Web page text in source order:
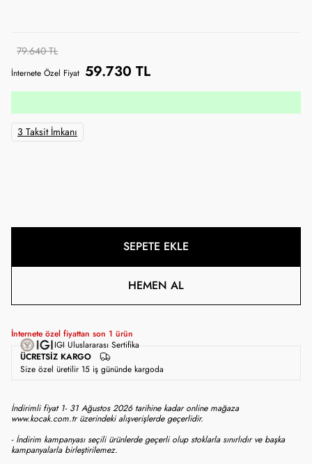
79.640 TL
İnternete Özel Fiyat 59.730 TL
3 Taksit İmkanı
SEPETE EKLE
HEMEN AL
İnternete özel fiyattan son 1 ürün
ÜCRETSIZ KARGO
IGI Uluslararası Sertifika
Size özel üretilir 15 iş gününde kargoda
İndirimli fiyat 1- 31 Ağustos 2026 tarihine kadar online mağaza
www.kocak.com.tr üzerindeki alışverişlerde geçerlidir.
- İndirim kampanyası seçili ürünlerde geçerli olup stoklarla sınırlıdır ve başka
kampanyalarla birleştirilemez.